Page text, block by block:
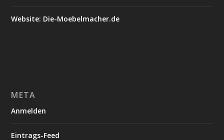
Website: Die-Moebelmacher.de
META
Anmelden
Eintrags-Feed